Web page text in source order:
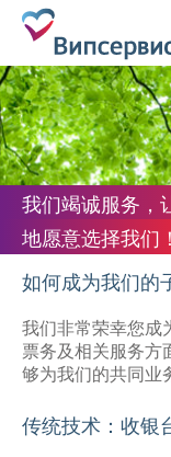
我们竭诚服务，
地愿意选择我们！
如何成为我们的
我们非常荣幸您成
票务及相关服务方
够为我们的共同业
传统技术：收银